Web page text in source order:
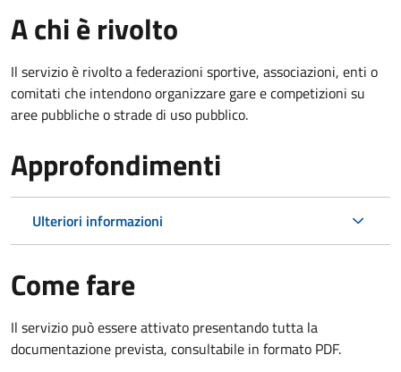
A chi è rivolto
Il servizio è rivolto a federazioni sportive, associazioni, enti o
comitati che intendono organizzare gare e competizioni su
aree pubbliche o strade di uso pubblico.
Approfondimenti
Ulteriori informazioni
Come fare
Il servizio può essere attivato presentando tutta la
documentazione prevista, consultabile in formato PDF.